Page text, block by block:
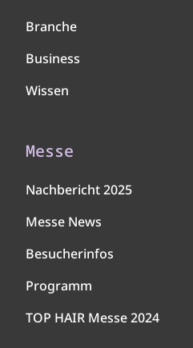
Branche
Business
Wissen
Messe
Nachbericht 2025
Messe News
Besucherinfos
Programm
TOP HAIR Messe 2024